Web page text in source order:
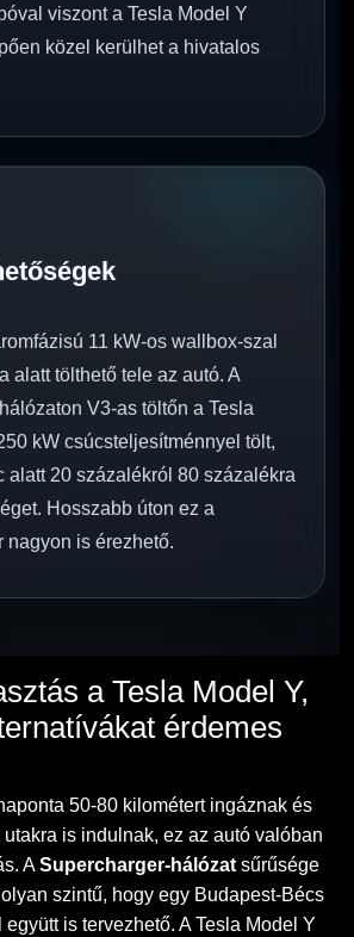
viszont a Tesla Model Y
közel kerülhet a hivatalos
11 kW-os wallbox-szal
alatt tölthető tele az autó. A
V3-as töltőn a Tesla
kW csúcsteljesítménnyel tölt,
alatt 20 százalékról 80 százalékra
Hosszabb úton ez a
nagyon is érezhető.
a Tesla Model Y,
érdemes
50-80 kilométert ingáznak és
is indulnak, ez az autó valóban
ASupercharger-hálózat sűrűsége
szintű, hogy egy Budapest-Bécs
is tervezhető. A Tesla Model Y